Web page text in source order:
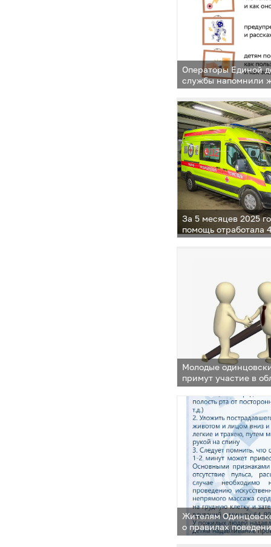
Операторы Единой
службы напомнили
муниципалитета,
безопасность детей
За 5 месяцев 2025
помощь отработала
Молодые
примут участие в
Жителям
о правилах